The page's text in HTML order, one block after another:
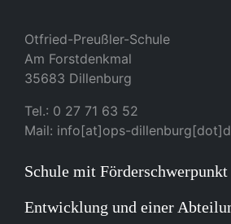
Otfried-Preußler-Schule
Am Forstdenkmal
35683 Dillenburg
Tel.: 0 27 71 63 52
Mail: info[at]ops-
Schule mit
Entwicklung und einer